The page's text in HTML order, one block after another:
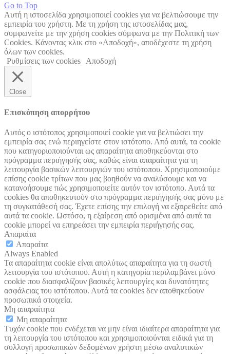
Go to Top
Αυτή η ιστοσελίδα χρησιμοποιεί cookies για να βελτιώσουμε την
εμπειρία του χρήστη. Με τη χρήση της ιστοσελίδας μας,
συμφωνείτε με την χρήση cookies σύμφωνα με την Πολιτική των
Cookies. Κάνοντας κλικ στο «Αποδοχή», αποδέχεστε τη χρήση
όλων των cookies.
Ρυθμίσεις των cookies
Αποδοχή
Close
Επισκόπηση απορρήτου
Αυτός ο ιστότοπος χρησιμοποιεί cookie για να βελτιώσει την
εμπειρία σας ενώ περιηγείστε στον ιστότοπο. Από αυτά, τα cookie
που κατηγοριοποιούνται ως απαραίτητα αποθηκεύονται στο
πρόγραμμα περιήγησής σας, καθώς είναι απαραίτητα για τη
λειτουργία βασικών λειτουργιών του ιστότοπου. Χρησιμοποιούμε
επίσης cookie τρίτων που μας βοηθούν να αναλύσουμε και να
κατανοήσουμε πώς χρησιμοποιείτε αυτόν τον ιστότοπο. Αυτά τα
cookies θα αποθηκευτούν στο πρόγραμμα περιήγησής σας μόνο με
τη συγκατάθεσή σας. Έχετε επίσης την επιλογή να εξαιρεθείτε από
αυτά τα cookie. Ωστόσο, η εξαίρεση από ορισμένα από αυτά τα
cookie μπορεί να επηρεάσει την εμπειρία περιήγησής σας.
Απαραίτα
Απαραίτα
Always Enabled
Τα απαραίτητα cookie είναι απολύτως απαραίτητα για τη σωστή
λειτουργία του ιστότοπου. Αυτή η κατηγορία περιλαμβάνει μόνο
cookie που διασφαλίζουν βασικές λειτουργίες και δυνατότητες
ασφάλειας του ιστότοπου. Αυτά τα cookies δεν αποθηκεύουν
προσωπικά στοιχεία.
Μη απαραίτητα
Μη απαραίτητα
Τυχόν cookie που ενδέχεται να μην είναι ιδιαίτερα απαραίτητα για
τη λειτουργία του ιστότοπου και χρησιμοποιούνται ειδικά για τη
συλλογή προσωπικών δεδομένων χρήστη μέσω αναλυτικών